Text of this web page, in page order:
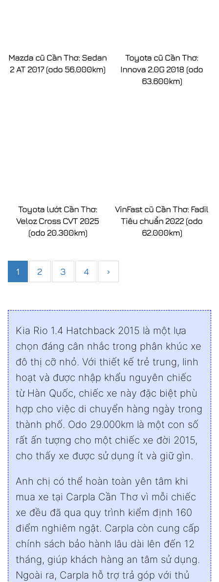
Mazda cũ Cần Thơ: Sedan
2 AT 2017 (odo 56.000km)
Toyota cũ Cần Thơ:
Innova 2.0G 2018 (odo
63.600km)
Toyota lướt Cần Thơ:
Veloz Cross CVT 2025
(odo 20.300km)
VinFast cũ Cần Thơ: Fadil
Tiêu chuẩn 2022 (odo
62.000km)
1 2 3 4 ›
Kia Rio 1.4 Hatchback 2015 là một lựa
chọn đáng cân nhắc trong phân khúc xe
đô thị cỡ nhỏ. Với thiết kế trẻ trung, linh
hoạt và được nhập khẩu nguyên chiếc
từ Hàn Quốc, chiếc xe này đặc biệt phù
hợp cho việc di chuyển hàng ngày trong
thành phố. Odo 29.000km là một con số
rất ấn tượng cho một chiếc xe đời 2015,
cho thấy xe được sử dụng ít và giữ gìn.
Anh chị có thể hoàn toàn yên tâm khi
mua xe tại Carpla Cần Thơ vì mỗi chiếc
xe đều đã qua quy trình kiểm định 160
điểm nghiêm ngặt. Carpla còn cung cấp
chính sách bảo hành lâu dài lên đến 12
tháng, giúp khách hàng an tâm sử dụng.
Ngoài ra, Carpla hỗ trợ trả góp với thủ